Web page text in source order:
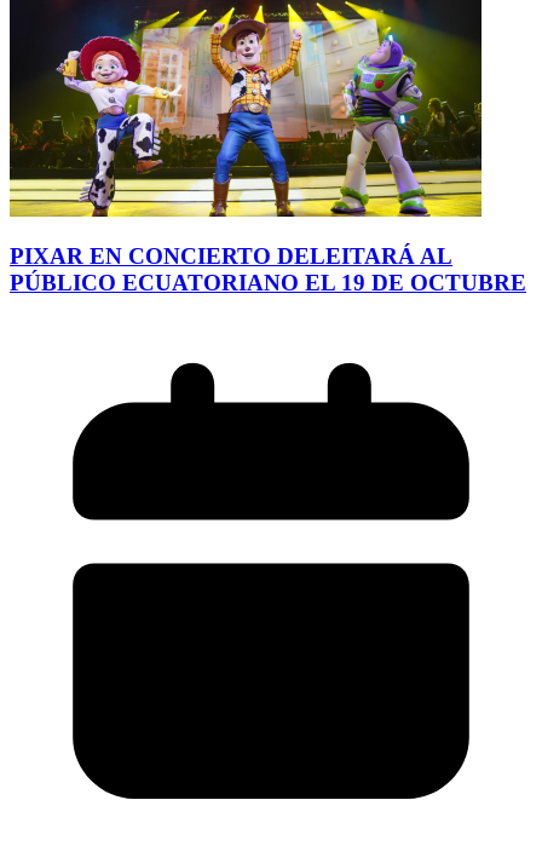
PIXAR EN CONCIERTO DELEITARÁ AL
PÚBLICO ECUATORIANO EL 19 DE OCTUBRE